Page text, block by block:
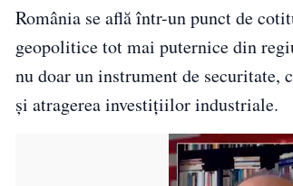
România se află într-un punct de
geopolitice tot mai puternice din
nu doar un instrument de securitate,
și atragerea investițiilor industriale.